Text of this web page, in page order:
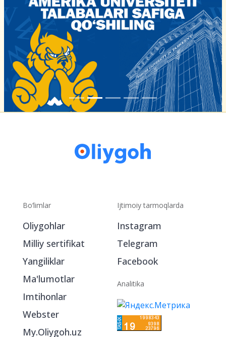
Bo‘limlar
Oliygohlar
Milliy sertifikat
Yangiliklar
Ma'lumotlar
Imtihonlar
Webster
My.Oliygoh.uz
Ijtimoiy tarmoqlarda
Instagram
Telegram
Facebook
Analitika